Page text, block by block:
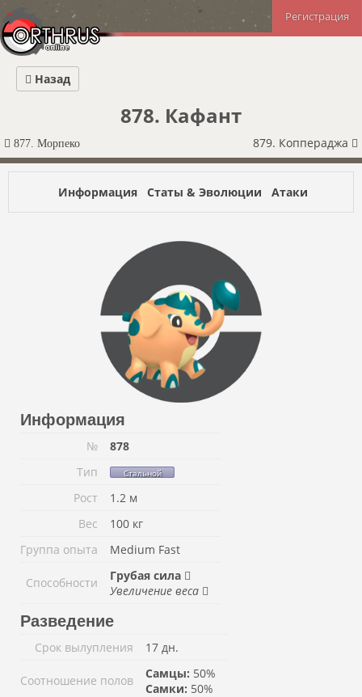
Регистрация
878. Кафант
877. Морпеко 879. Коппераджа
Назад
Информация Статы & Эволюции Атаки
Информация
№
878
Тип
Стальной
Рост
1.2 м
Вес
100 кг
Группа опыта
Medium Fast
Способности
Грубая сила
Увеличение веса
Разведение
Срок вылупления 17 дн.
Соотношение полов Самцы: 50%
Самки: 50%